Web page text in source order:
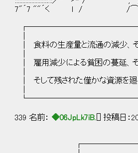
7"´7 ""´く l / /
│ 食料の生産量と流通の減少
│ 雇用減少による貧困の蔓延、
│ そして残された僅
339 名前： ◆06JpLk7iB. [] 投稿日：